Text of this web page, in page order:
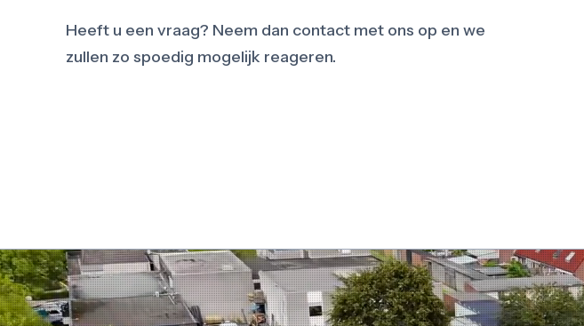
Heeft u een vraag? Neem dan contact met ons op en we
zullen zo spoedig mogelijk reageren.